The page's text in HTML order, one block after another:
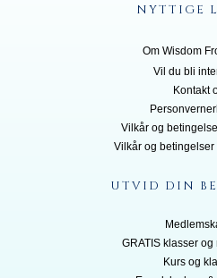
NYTTIGE
Om Wisdom
Vil du bli inte
Kontakt
Vilkår og
Vilkår og
UTVID DIN
GRATIS klasser
Kurs og